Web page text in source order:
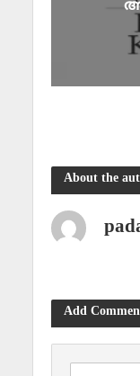
About the
Add